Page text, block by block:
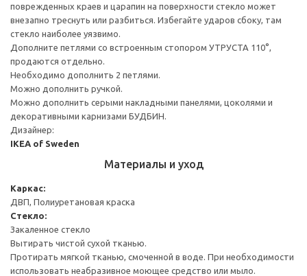
поврежденных краев и царапин на поверхности стекло может
внезапно треснуть или разбиться. Избегайте ударов сбоку, там
стекло наиболее уязвимо.
Дополните петлями со встроенным стопором УТРУСТА 110°,
продаются отдельно.
Необходимо дополнить 2 петлями.
Можно дополнить ручкой.
Можно дополнить серыми накладными панелями, цоколями и
декоративными карнизами БУДБИН.
Дизайнер:
IKEA of Sweden
Материалы и уход
Каркас:
ДВП, Полиуретановая краска
Стекло:
Закаленное стекло
Вытирать чистой сухой тканью.
Протирать мягкой тканью, смоченной в воде. При необходимости
использовать неабразивное моющее средство или мыло.